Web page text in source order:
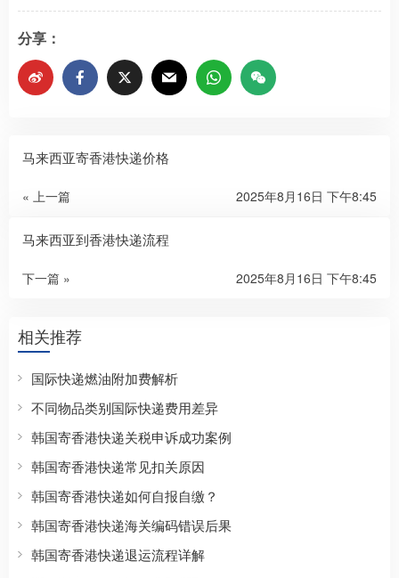
分享：
马来西亚寄香港快递价格
« 上一篇 2025年8月16日 下午8:45
马来西亚到香港快递流程
下一篇 » 2025年8月16日 下午8:45
相关推荐
国际快递燃油附加费解析
不同物品类别国际快递费用差异
韩国寄香港快递关税申诉成功案例
韩国寄香港快递常见扣关原因
韩国寄香港快递如何自报自缴？
韩国寄香港快递海关编码错误后果
韩国寄香港快递退运流程详解